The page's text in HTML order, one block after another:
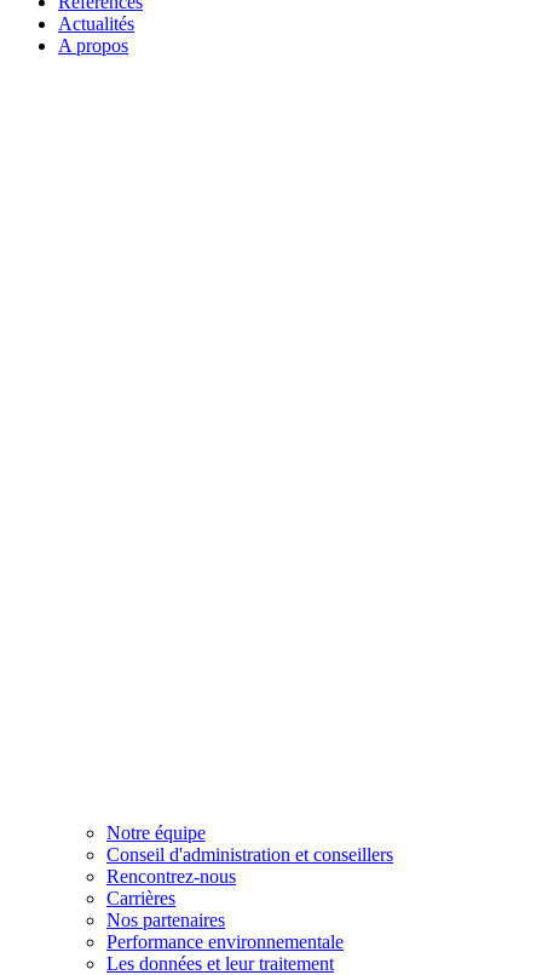
Actualités
A propos
Notre équipe
Conseil d'administration et conseillers
Rencontrez-nous
Carrières
Nos partenaires
Performance environnementale
Les données et leur traitement